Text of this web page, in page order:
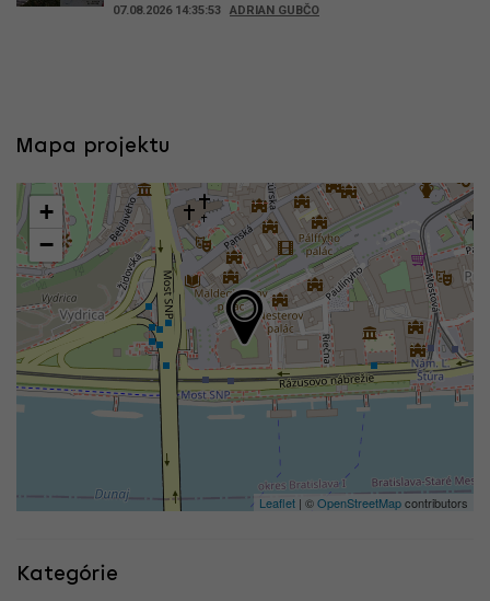
07.08.2026 14:35:53 ADRIAN GUBČO
Mapa projektu
+
−
Leaflet | ©OpenStreetMapcontributors
Kategórie